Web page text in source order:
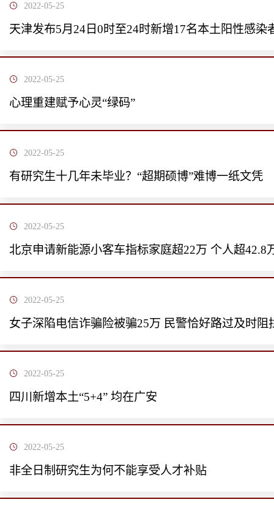
2022-05-25
天津发布5月24日0时至24时新增17名本土阳性感染
2022-05-25
心理重建赋予心灵“绿码”
2022-05-25
有研究生十几年未毕业？“超期硕博”难博一纸文凭
2022-05-25
北京申请新能源小客车指标家庭超22万 个人超42.8
2022-05-25
女子深陷电信诈骗险被骗25万 民警恰好路过及时阻
2022-05-25
四川新增本土“5+4” 均在广安
2022-05-25
非全日制研究生为何不能享受人才补贴